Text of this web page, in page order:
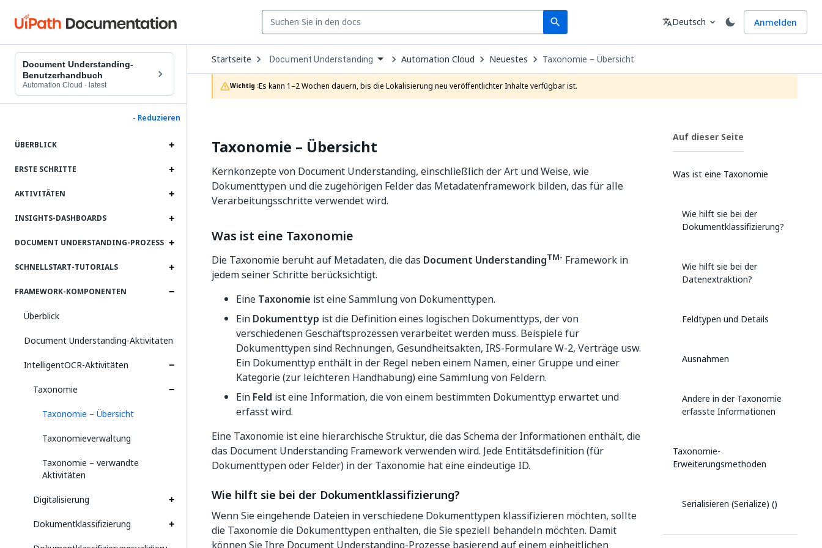
search
Search Sprache
translateDeutsch expand_more Anmelden
Document Understanding-
Benutzerhandbuch
Automation Cloud · latest
- Reduzieren
ÜBERBLICK
ERSTE SCHRITTE
AKTIVITÄTEN
INSIGHTS-DASHBOARDS
DOCUMENT UNDERSTANDING-PROZESS
SCHNELLSTART-TUTORIALS
FRAMEWORK-KOMPONENTEN
Überblick
Document Understanding-Aktivitäten
IntelligentOCR-Aktivitäten
Taxonomie
Taxonomie – Übersicht
Taxonomieverwaltung
Taxonomie – verwandte
Aktivitäten
Digitalisierung
Dokumentklassifizierung
Startseite Open
Dropdown
to
choose
product
Document Understanding Automation Cloud Neuestes Taxonomie – Übersicht
Wichtig :Es kann 1–2 Wochen dauern, bis die Lokalisierung neu veröffentlichter Inhalte verfügbar ist.
Taxonomie – Übersicht
Kernkonzepte von Document Understanding, einschließlich der Art und Weise, wie
Dokumenttypen und die zugehörigen Felder das Metadatenframework bilden, das für alle
Verarbeitungsschritte verwendet wird.
Was ist eine Taxonomie
Die Taxonomie beruht auf Metadaten, die das Document UnderstandingTM- Framework in
jedem seiner Schritte berücksichtigt.
Eine Taxonomie ist eine Sammlung von Dokumenttypen.
Ein Dokumenttyp ist die Definition eines logischen Dokumenttyps, der von
verschiedenen Geschäftsprozessen verarbeitet werden muss. Beispiele für
Dokumenttypen sind Rechnungen, Gesundheitsakten, IRS-Formulare W-2, Verträge usw.
Ein Dokumenttyp enthält in der Regel neben einem Namen, einer Gruppe und einer
Kategorie (zur leichteren Handhabung) eine Sammlung von Feldern.
Ein Feld ist eine Information, die von einem bestimmten Dokumenttyp erwartet und
erfasst wird.
Eine Taxonomie ist eine hierarchische Struktur, die das Schema der Informationen enthält, die
das Document Understanding Framework verwenden wird. Jede Entitätsdefinition (für
Dokumenttypen oder Felder) in der Taxonomie hat eine eindeutige ID.
Wie hilft sie bei der Dokumentklassifizierung?
Wenn Sie eingehende Dateien in verschiedene Dokumenttypen klassifizieren möchten, sollte
die Taxonomie die Dokumenttypen enthalten, die Sie speziell behandeln möchten. Damit
Auf dieser Seite
Was ist eine Taxonomie
Wie hilft sie bei der
Dokumentklassifizierung?
Wie hilft sie bei der
Datenextraktion?
Feldtypen und Details
Ausnahmen
Andere in der Taxonomie
erfasste Informationen
Taxonomie-
Erweiterungsmethoden
Serialisieren (Serialize) ()